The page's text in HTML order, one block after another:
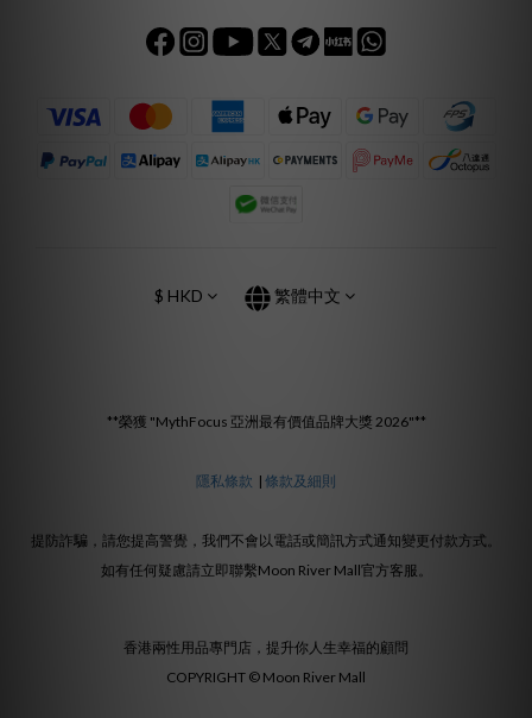
$ HKD 繁體中文
**榮獲 "MythFocus 亞洲最有價值品牌大獎 2026"**
隱私條款 | 條款及細則
提防詐騙，請您提高警覺，我們不會以電話或簡訊方式通知變更付款方式。
如有任何疑慮請立即聯繫Moon River Mall官方客服。
香港兩性用品專門店，提升你人生幸福的顧問
COPYRIGHT © Moon River Mall